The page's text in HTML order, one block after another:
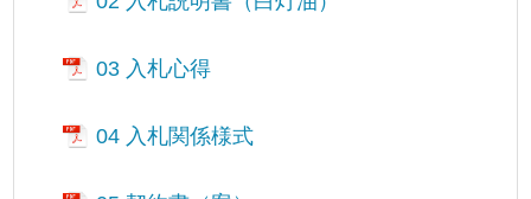
03 入札心得
04 入札関係様式